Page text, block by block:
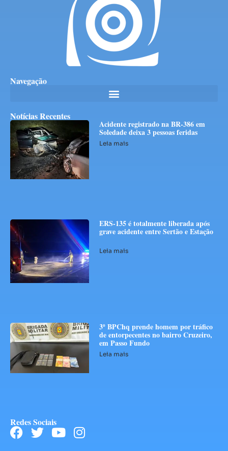
Navegação
Notícias Recentes
Acidente registrado na BR-386 em
Soledade deixa 3 pessoas feridas
Leia mais
ERS-135 é totalmente liberada após
grave acidente entre Sertão e Estação
Leia mais
3º BPChq prende homem por tráfico
de entorpecentes no bairro Cruzeiro,
em Passo Fundo
Leia mais
Redes Sociais